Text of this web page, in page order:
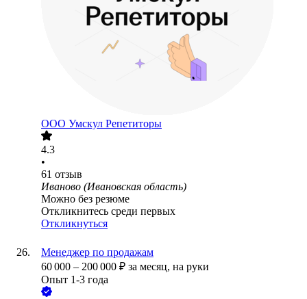
ООО Умскул Репетиторы
4.3
•
61 отзыв
Иваново (Ивановская область)
Можно без резюме
Откликнитесь среди первых
Откликнуться
Менеджер по продажам
60 000 – 200 000 ₽ за месяц, на руки
Опыт 1-3 года